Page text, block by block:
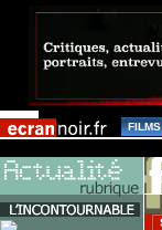
FILMS